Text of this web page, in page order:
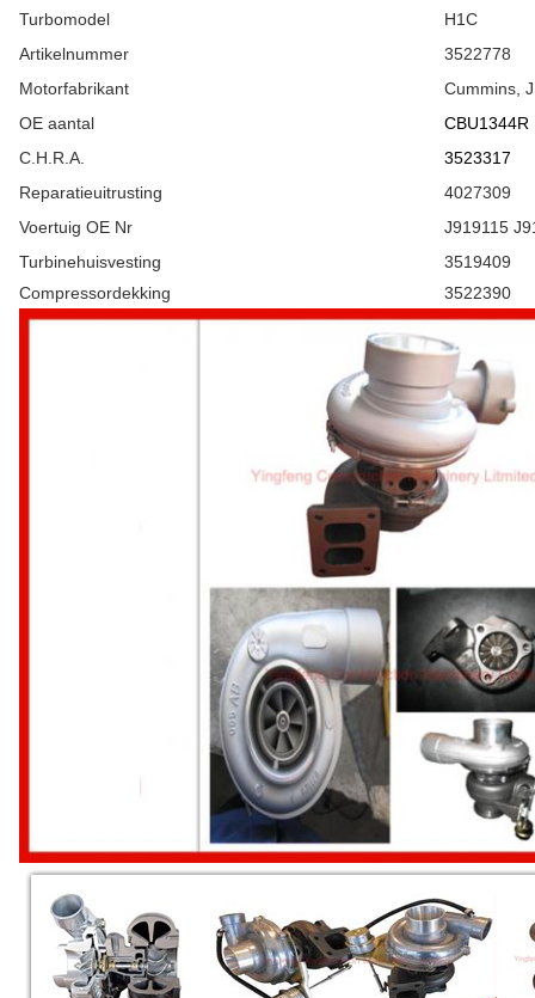
Turbomodel
H1C
Artikelnummer
3522778
Motorfabrikant
Cummins,
OE aantal
CBU1344R
C.H.R.A.
3523317
Reparatieuitrusting
4027309
Voertuig OE Nr
J919115
Turbinehuisvesting
3519409
Compressordekking
3522390